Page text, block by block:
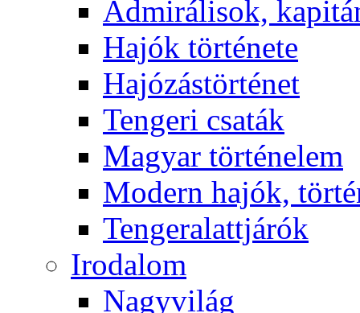
Admirálisok,
Hajók története
Hajózástörténet
Tengeri csaták
Magyar történelem
Modern hajók,
Tengeralattjárók
Irodalom
Nagyvilág